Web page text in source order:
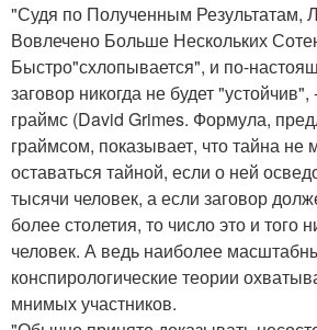
"Судя по Полученным Результатам,
Вовлечено Больше Нескольких
Быстро"схлопывается", и по-
заговор никогда не будет
граймс (David Grimes. Формула,
граймсом, показывает, что тайна не
оставаться тайной, если о ней
тысячи человек, а если заговор
более столетия, то число это и того
человек. А ведь наиболее
конспирологические теории
мнимых участников.